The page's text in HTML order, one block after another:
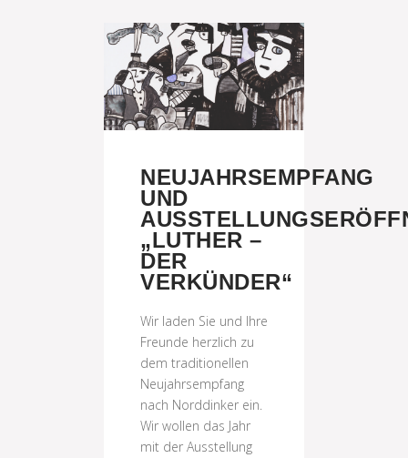
NEUJAHRSEMPFANG
UND
„LUTHER –
DER
VERKÜNDER“
Wir laden Sie und Ihre
Freunde herzlich zu
dem traditionellen
Neujahrsempfang
nach Norddinker ein.
Wir wollen das Jahr
mit der Ausstellung